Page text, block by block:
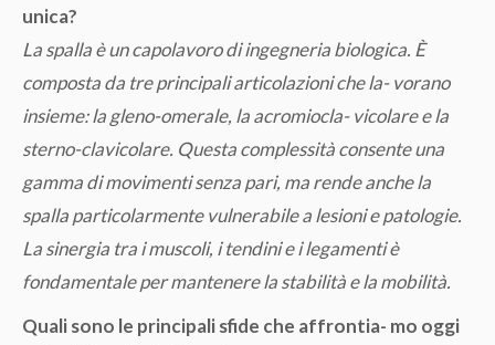
unica?
La spalla è un capolavoro di ingegneria biologica. È
composta da tre principali articolazioni che la- vorano
insieme: la gleno-omerale, la acromiocla- vicolare e la
sterno-clavicolare. Questa complessità consente una
gamma di movimenti senza pari, ma rende anche la
spalla particolarmente vulnerabile a lesioni e patologie.
La sinergia tra i muscoli, i tendini e i legamenti è
fondamentale per mantenere la stabilità e la mobilità.
Quali sono le principali sfide che affrontia- mo oggi